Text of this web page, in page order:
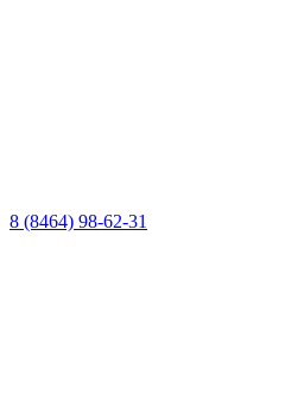
8 (8464) 98-62-31